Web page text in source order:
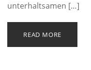
unterhaltsamen […]
READ MORE